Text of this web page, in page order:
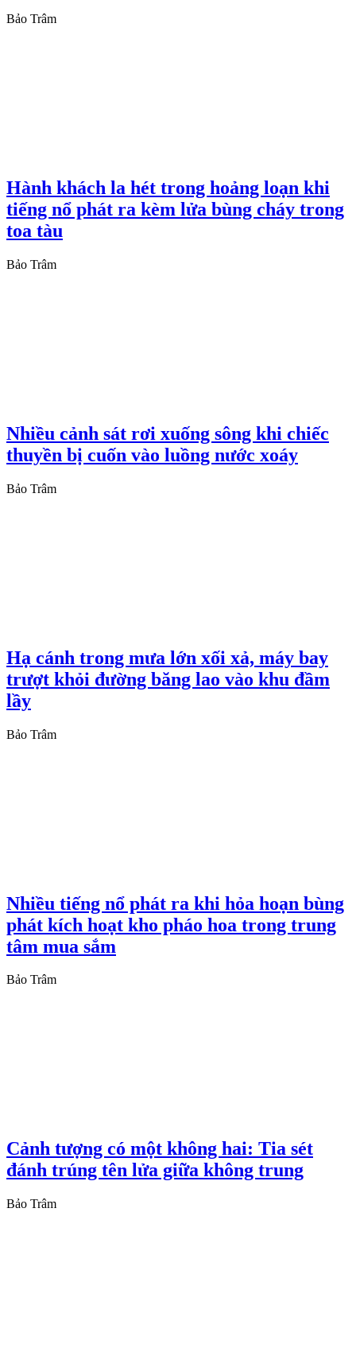
Bảo Trâm
Hành khách la hét trong hoảng loạn khi
tiếng nổ phát ra kèm lửa bùng cháy trong
toa tàu
Bảo Trâm
Nhiều cảnh sát rơi xuống sông khi chiếc
thuyền bị cuốn vào luồng nước xoáy
Bảo Trâm
Hạ cánh trong mưa lớn xối xả, máy bay
trượt khỏi đường băng lao vào khu đầm
lầy
Bảo Trâm
Nhiều tiếng nổ phát ra khi hỏa hoạn bùng
phát kích hoạt kho pháo hoa trong trung
tâm mua sắm
Bảo Trâm
Cảnh tượng có một không hai: Tia sét
đánh trúng tên lửa giữa không trung
Bảo Trâm